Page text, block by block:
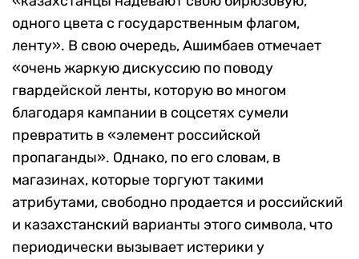
одного цвета с государственным флагом,
ленту». В свою очередь, Ашимбаев отмечает
«очень жаркую дискуссию по поводу
гвардейской ленты, которую во многом
благодаря кампании в соцсетях сумели
превратить в «элемент российской
пропаганды». Однако, по его словам, в
магазинах, которые торгуют такими
атрибутами, свободно продается и российский
и казахстанский варианты этого символа, что
периодически вызывает истерики у